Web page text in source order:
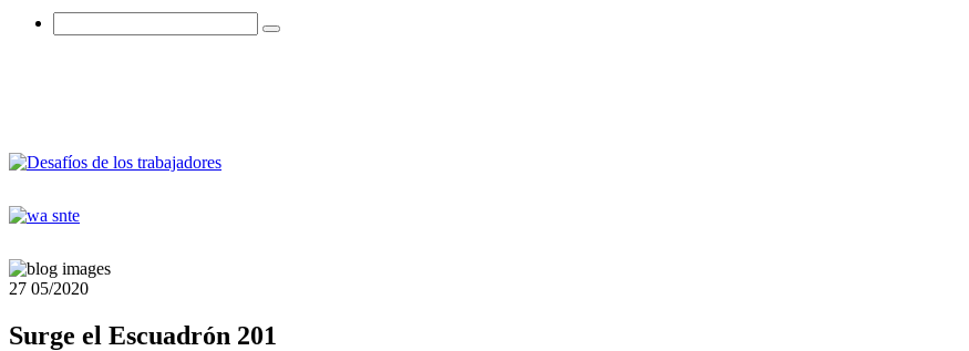
27 05/2020
Surge el Escuadrón 201